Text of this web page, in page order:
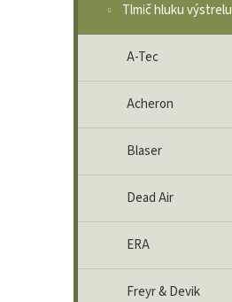
Tlmič hluku výstrelu
A-Tec
Acheron
Blaser
Dead Air
ERA
Freyr & Devik